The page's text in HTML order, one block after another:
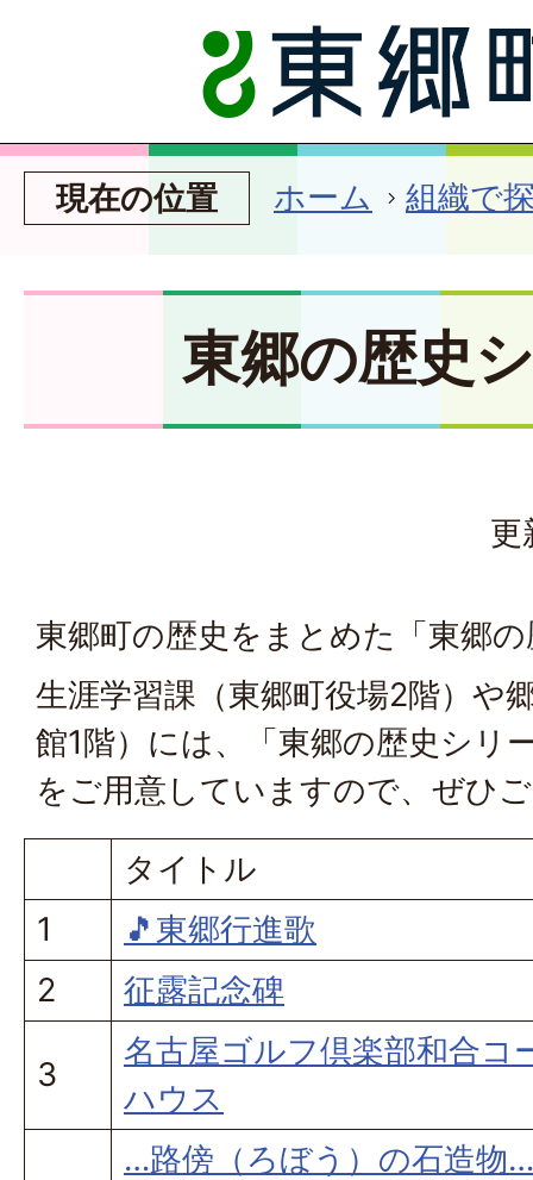
現在の位置 ホーム 組織で
東郷の歴史
更
東郷町の歴史をまとめた「東郷
生涯学習課（東郷町役場2階）や
館1階）には、「東郷の歴史シリ
をご用意していますので、ぜひ
タイトル
1
🎵東郷行進歌
2
征露記念碑
3
名古屋ゴルフ倶楽部和合コ
ハウス
…路傍（ろぼう）の石造物…